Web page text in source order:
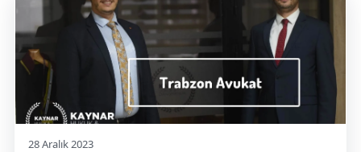
28 Aralık 2023